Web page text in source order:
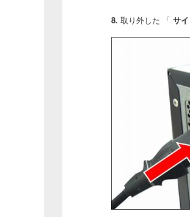
8. 取り外した 「 サ